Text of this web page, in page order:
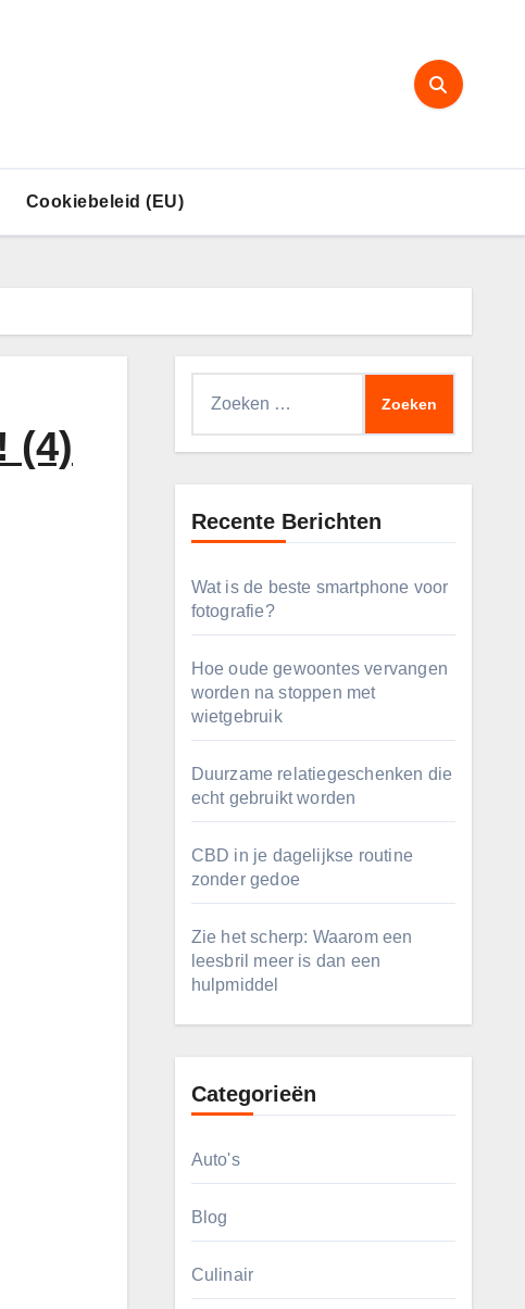
Cookiebeleid (EU)
(4)
Recente Berichten
Wat is de beste smartphone voor
fotografie?
Hoe oude gewoontes vervangen
worden na stoppen met
wietgebruik
Duurzame relatiegeschenken die
echt gebruikt worden
CBD in je dagelijkse routine
zonder gedoe
Zie het scherp: Waarom een
leesbril meer is dan een
hulpmiddel
Categorieën
Auto's
Blog
Culinair